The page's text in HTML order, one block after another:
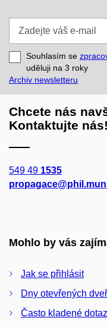
e-
mail
Souhlasím se
uděluji na 3 roky
Archiv newsletteru
Chcete nás
Kontaktujte nás!
549 49 1535
Mohlo by vás
Jak se přihlásit
Dny otevřených
Často kladené